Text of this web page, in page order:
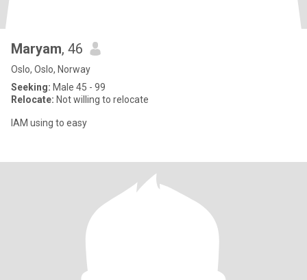
Maryam, 46
Oslo, Oslo, Norway
Seeking: Male 45 - 99
Relocate: Not willing to relocate
IAM using to easy